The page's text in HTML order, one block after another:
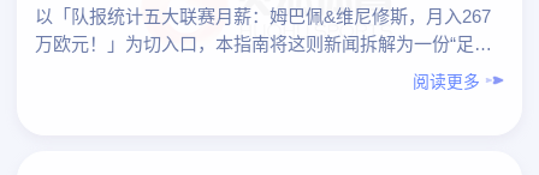
以「队报统计五大联赛月薪：姆巴佩&维尼修斯，月入267
万欧元！」为切入口，本指南将这则新闻拆解为一份“足球
爱好者专业观赛指南”，帮助你更系统地理解：高薪是怎样
阅读更多